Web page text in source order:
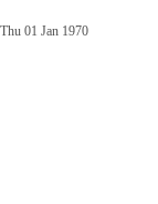
Thu 01 Jan 1970